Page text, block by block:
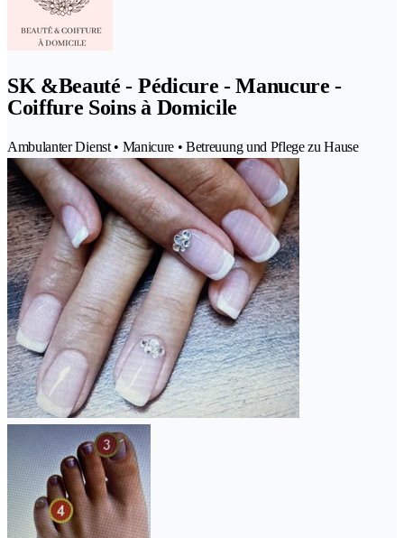
SK &Beauté - Pédicure - Manucure -
Coiffure Soins à Domicile
Ambulanter Dienst • Manicure • Betreuung und Pflege zu Hause